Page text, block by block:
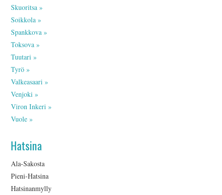
VIRTUAALI-INKERI
YHTEYSTIEDOT
Skuoritsa »
Soikkola »
Spankkova »
Toksova »
Tuutari »
Tyrö »
Valkeasaari »
Venjoki »
Viron Inkeri »
Vuole »
Hatsina
Ala-Sakosta
Pieni-Hatsina
Hatsinanmylly